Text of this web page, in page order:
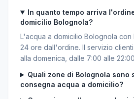
In quanto tempo arriva
domicilio Bolognola?
L'acqua a domicilio Bolognola con
24 ore dall'ordine. Il servizio
alla domenica, dalle 7:00 alle
Quali zone di Bolognola sono
consegna acqua a domicilio?